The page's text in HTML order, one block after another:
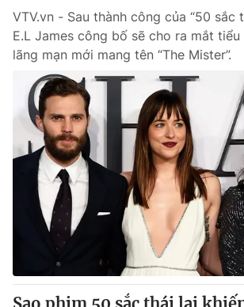
VTV.vn - Sau thành công của “50 sắc
E.L James công bố sẽ cho ra mắt
lãng mạn mới mang tên “The Mister”.